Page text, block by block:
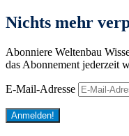
Nichts mehr
Abonniere Weltenbau
das Abonnement jederzeit
E-Mail-Adresse
Anmelden!